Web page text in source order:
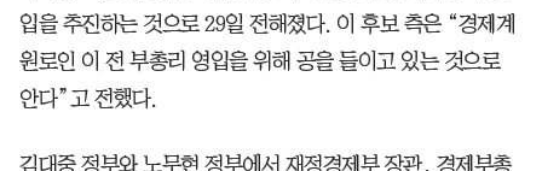
입을 추진하는 것으로 29일 전해졌다. 이 후보 측은 “경제계
원로인 이 전 부총리 영입을 위해 공을 들이고 있는 것으로
안다”고 전했다.
김대중 정부와 노무현 정부에서 재정경제부 장관, 경제부총